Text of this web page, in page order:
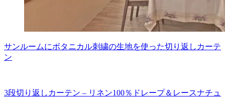
サンルームにボタニカル刺繍の生地を使った切り返しカーテ
ン
3段切り返しカーテン – リネン100％ドレープ＆レースナチュ